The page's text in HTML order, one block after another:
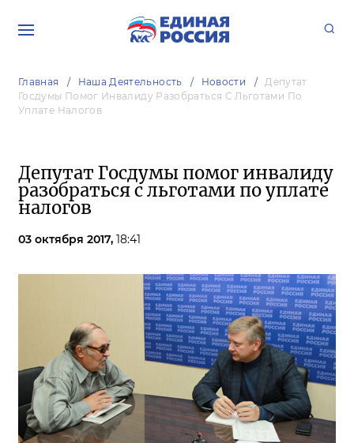
Главная Наша Деятельность Новости
Депутат
Госдумы Помог Инвалиду Разобраться С Льготами По
Уплате Налогов
Депутат Госдумы помог инвалиду
разобраться с льготами по уплате
налогов
03 октября 2017, 18:41